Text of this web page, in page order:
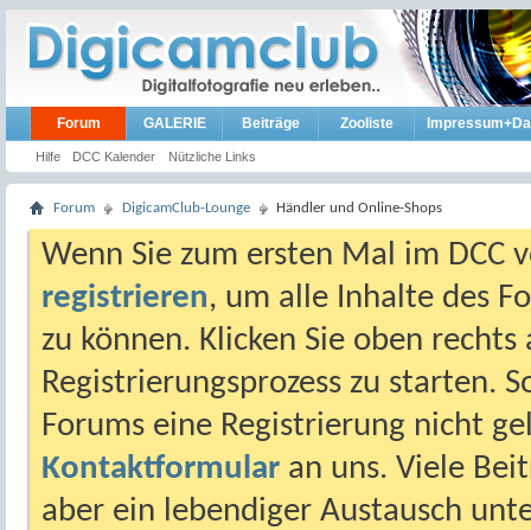
Forum
Hilfe DCC Kalender Nützliche Links
GALERIE Beiträge Zooliste
Forum DigicamClub-Lounge Händler und Online-Shops
Wenn Sie zum ersten Mal im DCC
registrieren, um alle Inhalte des
zu können. Klicken Sie oben
Registrierungsprozess zu starten.
Forums eine Registrierung nicht
Kontaktformular an uns. Viele
aber ein lebendiger Austausch